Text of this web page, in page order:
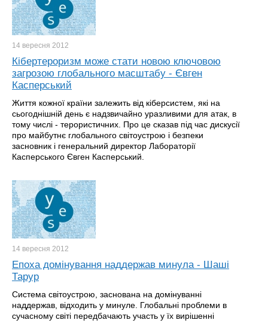
14 вересня 2012
Кібертероризм може стати новою ключовою
загрозою глобального масштабу - Євген
Касперський
Життя кожної країни залежить від кіберсистем, які на
сьогоднішній день є надзвичайно уразливими для атак, в
тому числі - терористичних. Про це сказав під час дискусії
про майбутнє глобального світоустрою і безпеки
засновник і генеральний директор Лабораторії
Касперського Євген Касперський.
14 вересня 2012
Епоха домінування наддержав минула - Шаші
Тарур
Система світоустрою, заснована на домінуванні
наддержав, відходить у минуле. Глобальні проблеми в
сучасному світі передбачають участь у їх вирішенні